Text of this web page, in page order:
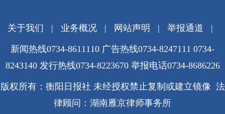
关于我们 | 业务概况| 网站声明 | 举报通道 |
新闻热线0734-8611110 广告热线0734-8247111 0734-
8243140 发行热线0734-8223670 举报电话0734-8686226
版权所有：衡阳日报社 未经授权禁止复制或建立镜像 法
律顾问：湖南雁京律师事务所